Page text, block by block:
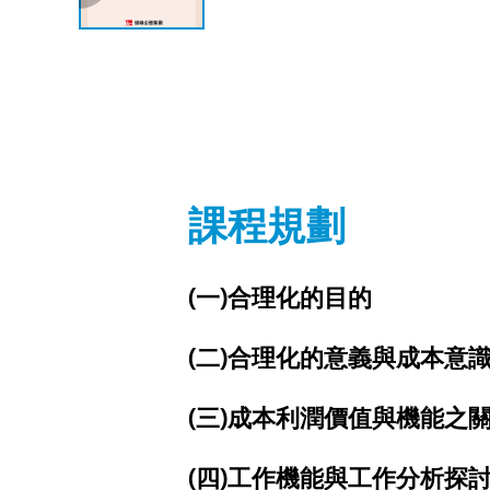
課程規劃
(一)合理化的目的
(二)合理化的意義與成本意
(三)成本利潤價值與機能之
(四)工作機能與工作分析探